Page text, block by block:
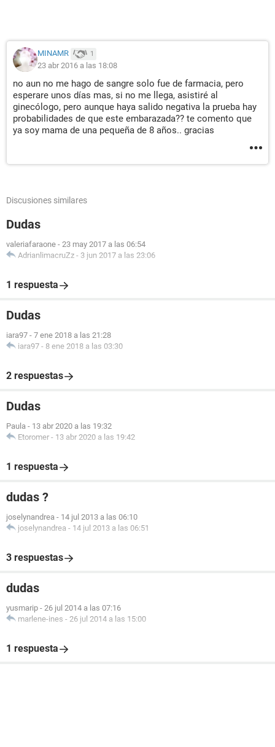
MINAMR 1
23 abr 2016 a las 18:08
no aun no me hago de sangre solo fue de farmacia, pero
esperare unos días mas, si no me llega, asistiré al
ginecólogo, pero aunque haya salido negativa la prueba hay
probabilidades de que este embarazada?? te comento que
ya soy mama de una pequeña de 8 años.. gracias
Discusiones similares
Dudas
valeriafaraone - 23 may 2017 a las 06:54
AdrianlimacruZz - 3 jun 2017 a las 23:06
1 respuesta
Dudas
iara97 - 7 ene 2018 a las 21:28
iara97 - 8 ene 2018 a las 03:30
2 respuestas
Dudas
Paula - 13 abr 2020 a las 19:32
Etoromer - 13 abr 2020 a las 19:42
1 respuesta
dudas ?
joselynandrea - 14 jul 2013 a las 06:10
joselynandrea - 14 jul 2013 a las 06:51
3 respuestas
dudas
yusmarip - 26 jul 2014 a las 07:16
marlene-ines - 26 jul 2014 a las 15:00
1 respuesta